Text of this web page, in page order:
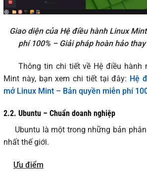
Giao diện của Hệ điều hành Linux
phí 100% – Giải pháp hoàn hảo
Thông tin chi tiết về Hệ điều hành
Mint này, bạn xem chi tiết tại đây: Hệ
mở Linux Mint – Bản quyền miễn phí
2.2. Ubuntu – Chuẩn doanh nghiệp
Ubuntu là một trong những bản phân
nhất thế giới.
Ưu điểm